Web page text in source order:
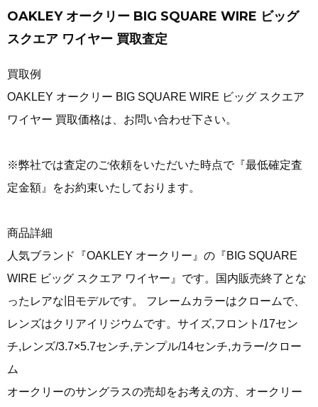
OAKLEY オークリー BIG SQUARE WIRE ビッグ
スクエア ワイヤー 買取査定
買取例
OAKLEY オークリー BIG SQUARE WIRE ビッグ スクエア
ワイヤー 買取価格は、お問い合わせ下さい。
※弊社では査定のご依頼をいただいた時点で『最低確定査
定金額』をお約束いたしております。
商品詳細
人気ブランド『OAKLEY オークリー』の『BIG SQUARE
WIRE ビッグ スクエア ワイヤー』です。国内販売終了とな
ったレアな旧モデルです。 フレームカラーはクロームで、
レンズはクリアイリジウムです。サイズ,フロント/17セン
チ,レンズ/3.7×5.7センチ,テンプル/14センチ,カラー/クロー
ム
オークリーのサングラスの売却をお考えの方、オークリー